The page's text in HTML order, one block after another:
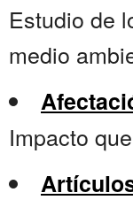
Estudio de
medio
Impacto